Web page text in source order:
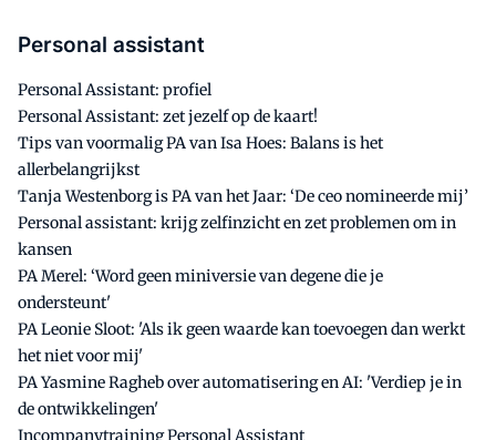
Personal assistant
Personal Assistant: profiel
Personal Assistant: zet jezelf op de kaart!
Tips van voormalig PA van Isa Hoes: Balans is het
allerbelangrijkst
Tanja Westenborg is PA van het Jaar: ‘De ceo nomineerde mij’
Personal assistant: krijg zelfinzicht en zet problemen om in
kansen
PA Merel: ‘Word geen miniversie van degene die je
ondersteunt'
PA Leonie Sloot: 'Als ik geen waarde kan toevoegen dan werkt
het niet voor mij'
PA Yasmine Ragheb over automatisering en AI: 'Verdiep je in
de ontwikkelingen'
Incompanytraining Personal Assistant